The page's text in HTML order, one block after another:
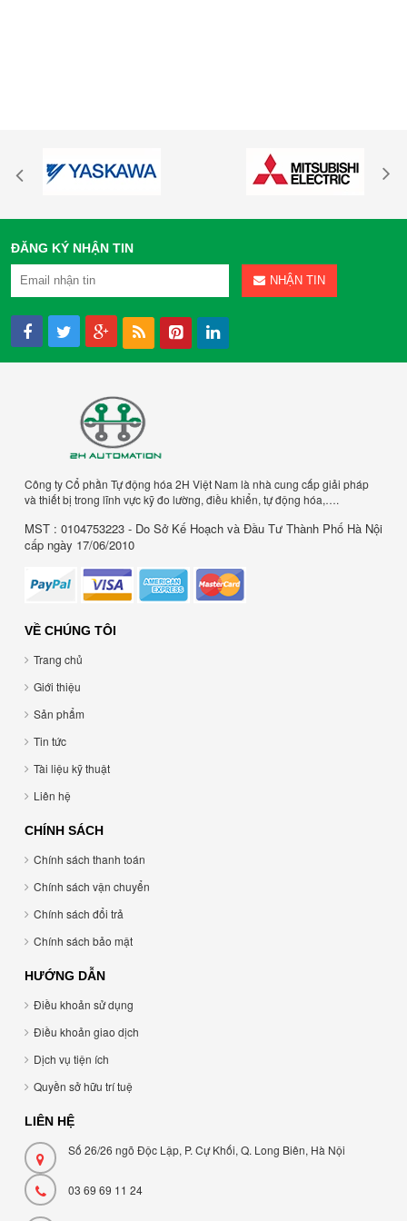
ĐĂNG KÝ NHẬN TIN
NHẬN TIN
Công ty Cổ phần Tự động hóa 2H Việt Nam là nhà cung cấp giải pháp
và thiết bị trong lĩnh vực kỹ đo lường, điều khiển, tự động hóa,….
MST : 0104753223 - Do Sở Kế Hoạch và Đầu Tư Thành Phố Hà Nội
cấp ngày 17/06/2010
VỀ CHÚNG TÔI
Trang chủ
Giới thiệu
Sản phẩm
Tin tức
Tài liệu kỹ thuật
Liên hệ
CHÍNH SÁCH
Chính sách thanh toán
Chính sách vận chuyển
Chính sách đổi trả
Chính sách bảo mật
HƯỚNG DẪN
Điều khoản sử dụng
Điều khoản giao dịch
Dịch vụ tiện ích
Quyền sở hữu trí tuệ
LIÊN HỆ
Số 26/26 ngõ Độc Lập, P. Cự Khối, Q. Long Biên, Hà Nội
03 69 69 11 24